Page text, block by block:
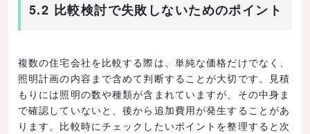
5.2 比較検討で失敗しないためのポイント
複数の住宅会社を比較する際は、単純な価格だけでなく、
照明計画の内容まで含めて判断することが大切です。見積
もりには照明の数や種類が含まれていますが、その中身ま
で確認していないと、後から追加費用が発生することがあ
ります。比較時にチェックしたいポイントを整理すると次